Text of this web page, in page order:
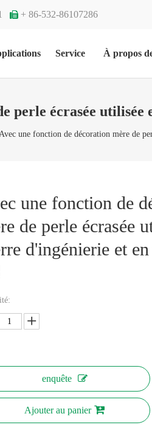
 + 86-532-86107286
Service À propos
perle écrasée
une fonction de décoration mère de
une fonction de
de perle écrasée
d'ingénierie et
enquête
Ajouter au panier